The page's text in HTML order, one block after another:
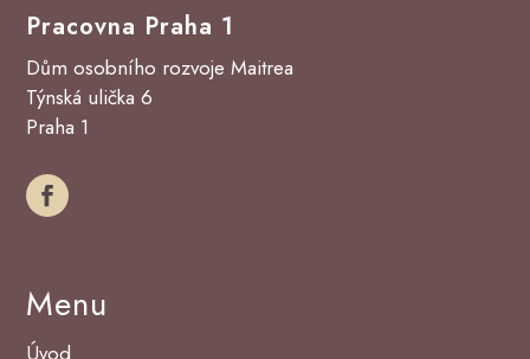
Pracovna Praha 1
Dům osobního rozvoje Maitrea
Týnská ulička 6
Praha 1
Menu
Úvod